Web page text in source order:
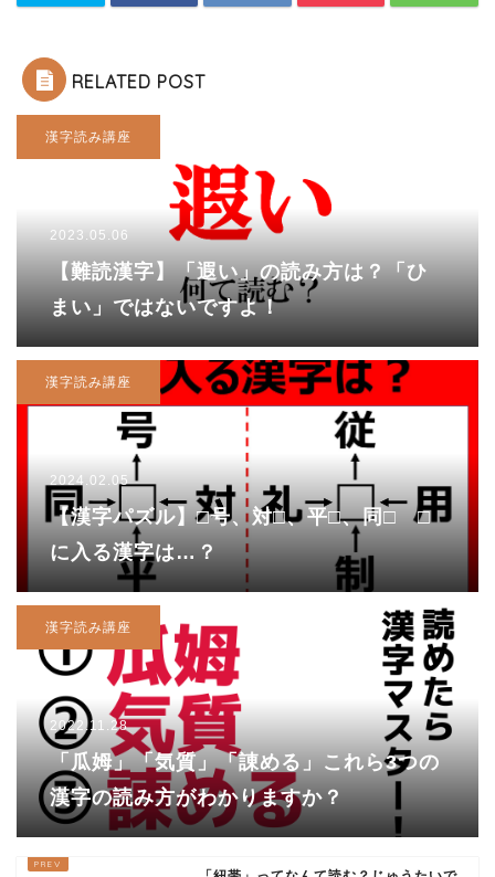
RELATED POST
漢字読み講座
2023.05.06
【難読漢字】「遐い」の読み方は？「ひ
まい」ではないですよ！
漢字読み講座
2024.02.05
【漢字パズル】□号、対□、平□、同□ □
に入る漢字は…？
漢字読み講座
2022.11.28
「瓜姆」「気質」「諌める」これら3つの
漢字の読み方がわかりますか？